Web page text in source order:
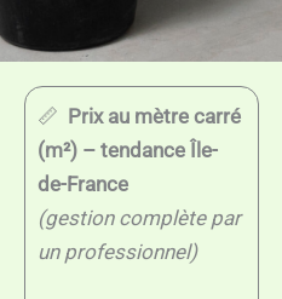
📏 Prix au mètre carré
(m²) – tendance Île-
de-France
(gestion complète par
un professionnel)